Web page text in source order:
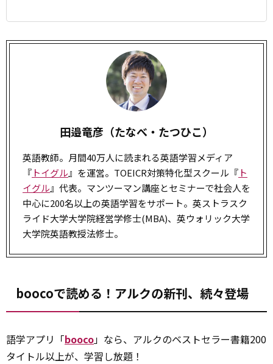
田邉竜彦（たなべ・たつひこ）
英語教師。月間40万人に読まれる英語学習メディア
『 トイグル』を運営。TOEICR対策特化型スクール『 ト
イグル』代表。マンツーマン講座とセミナーで社会人を
中心に200名以上の英語学習をサポート。英ストラスク
ライド大学大学院経営学修士(MBA)、英ウォリック大学
大学院英語教授法修士。
boocoで読める！アルクの新刊、続々登場
語学アプリ「booco」なら、アルクのベストセラー書籍200
タイトル以上が、学習し放題！